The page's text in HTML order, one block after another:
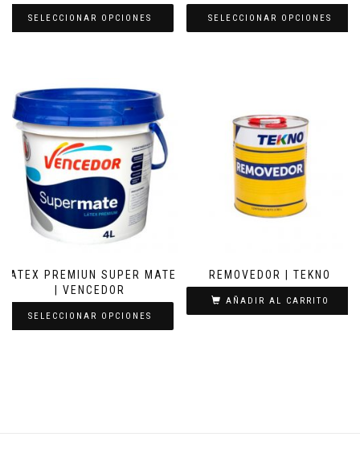
SELECCIONAR OPCIONES SELECCIONAR OPCIONES
LATEX PREMIUN SUPER MATE
| VENCEDOR
SELECCIONAR OPCIONES
REMOVEDOR | TEKNO
AÑADIR AL CARRITO